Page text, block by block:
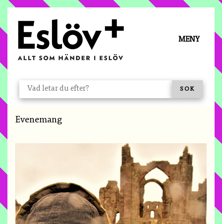
TILL INNEHÅLL
MENY
SÖK
Du är här:
Evenemang